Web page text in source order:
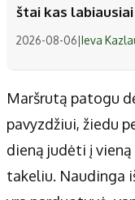
štai kas
2026-08-06|Ieva
Maršrutą patogu
pavyzdžiui, žiedu
dieną judėti į
takeliu. Naudinga